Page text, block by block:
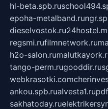
hl-beta.spb.ru
epoha-metalband.ru
dieselvostok.ru
regsmi.rufilmnetwork.ru
h2o-salon.ru
tango-perm.rugooddir.ru
webkrasotki.com
ankou.spb.rualvesta1.ru
sakhatoday.ru